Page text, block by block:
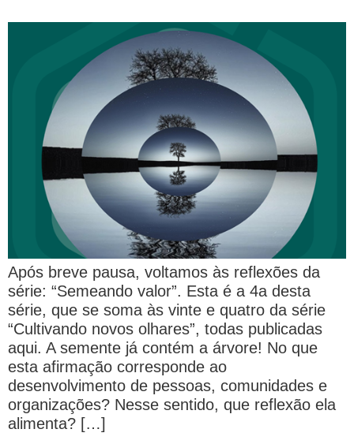
Após breve pausa, voltamos às reflexões da
série: “Semeando valor”. Esta é a 4a desta
série, que se soma às vinte e quatro da série
“Cultivando novos olhares”, todas publicadas
aqui. A semente já contém a árvore! No que
esta afirmação corresponde ao
desenvolvimento de pessoas, comunidades e
organizações? Nesse sentido, que reflexão ela
alimenta? […]